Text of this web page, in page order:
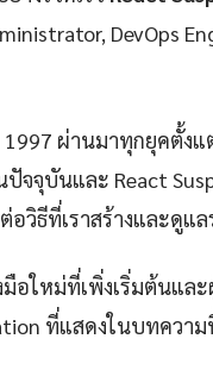
DevOps
ผ่านมาทุกยุคตั้งแ
จจุบันและ React
วิธีที่เราสร้างและดูแ
อใหม่ที่เพิ่งเริ่มต้นแล
ที่แสดงในบทควา